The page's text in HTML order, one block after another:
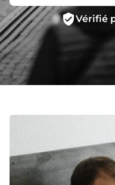
verified_userVérifié